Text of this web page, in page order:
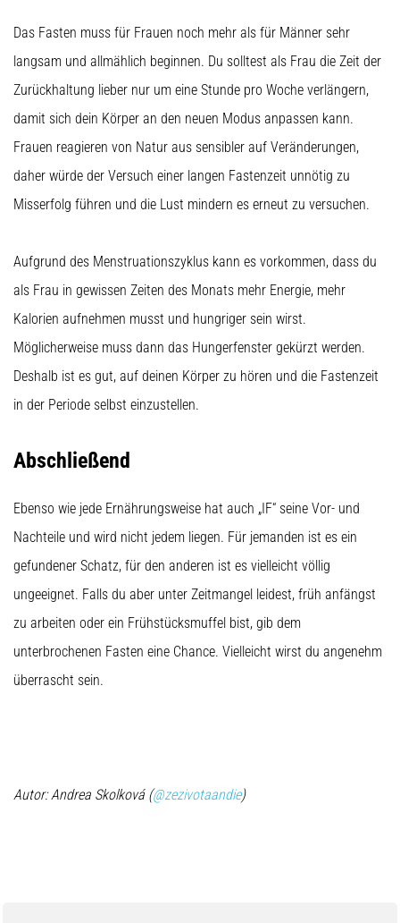
Das Fasten muss für Frauen noch mehr als für Männer sehr
langsam und allmählich beginnen. Du solltest als Frau die Zeit der
Zurückhaltung lieber nur um eine Stunde pro Woche verlängern,
damit sich dein Körper an den neuen Modus anpassen kann.
Frauen reagieren von Natur aus sensibler auf Veränderungen,
daher würde der Versuch einer langen Fastenzeit unnötig zu
Misserfolg führen und die Lust mindern es erneut zu versuchen.
Aufgrund des Menstruationszyklus kann es vorkommen, dass du
als Frau in gewissen Zeiten des Monats mehr Energie, mehr
Kalorien aufnehmen musst und hungriger sein wirst.
Möglicherweise muss dann das Hungerfenster gekürzt werden.
Deshalb ist es gut, auf deinen Körper zu hören und die Fastenzeit
in der Periode selbst einzustellen.
Abschließend
Ebenso wie jede Ernährungsweise hat auch „IF“ seine Vor- und
Nachteile und wird nicht jedem liegen. Für jemanden ist es ein
gefundener Schatz, für den anderen ist es vielleicht völlig
ungeeignet. Falls du aber unter Zeitmangel leidest, früh anfängst
zu arbeiten oder ein Frühstücksmuffel bist, gib dem
unterbrochenen Fasten eine Chance. Vielleicht wirst du angenehm
überrascht sein.
Autor: Andrea Skolková (@zezivotaandie)